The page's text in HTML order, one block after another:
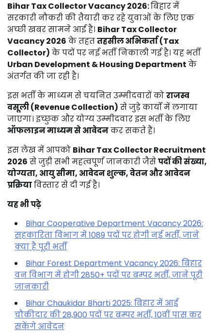
Bihar Tax Collector Vacancy 2026:बिहार में
सरकारी नौकरी की तैयारी कर रहे युवाओं के लिए एक
अच्छी खबर सामने आई है। Bihar Tax Collector
Vacancy 2026 के तहततहसील अभिकर्ता (Tax
Collector) के पदों पर नई भर्ती निकाली गई है। यह भर्ती
Urban Development & Housing Department के
अंतर्गत की जा रही है।
इस भर्ती के माध्यम से चयनित उम्मीदवारों कोराजस्व
वसूली (Revenue Collection) से जुड़े कार्यों में लगाया
जाएगा। इच्छुक और योग्य उम्मीदवार इस भर्ती के लिए
ऑफलाइन माध्यम से आवेदनकर सकते हैं।
इस लेख में आपको Bihar Tax Collector Recruitment
2026 से जुड़ी सभी महत्वपूर्ण जानकारी जैसेपदों की संख्या,
योग्यता, आयु सीमा, आवेदन शुल्क, वेतन और आवेदन
प्रक्रियाविस्तार से दी गई है।
यह भी पढ़े
Bihar Cooperative Department Vacancy 2026:
सहकारिता विभाग मे 1089 पदों पर होगी नई भर्ती, जाने
क्या है पूरी भर्ती
Bihar Forest Department Vacancy 2026: बिहार
वन विभाग मे होगी 2850+ पदों पर बम्पर भर्ती, जाने पूरी
जानकारी
Bihar Chaukidar Bharti 2025: बिहार में आई
चौकीदार की 28,900 पदों पर बम्पर भर्ती, 10वीं पास कर
सकेंगे आवेदन